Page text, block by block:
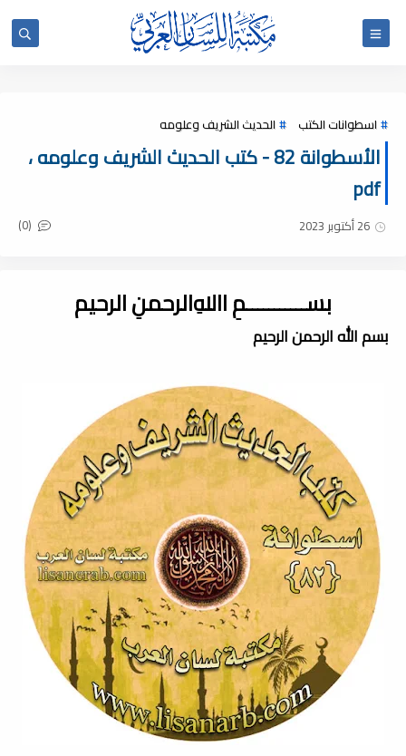
اسطوانات الكتب الحديث الشريف وعلومه
الأسطوانة 82 - كتب الحديث الشريف وعلومه ،
pdf
26 أكتوبر 2023 (0)
بســـــــــــمِ اﷲِالرحمنِ الرحيم
بسم الله الرحمن الرحيم